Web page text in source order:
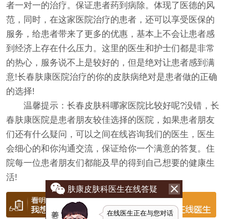
者一对一的治疗。保证患者药到病除。体现了医德的风
范，同时，在这家医院治疗的患者，还可以享受医保的
服务，给患者带来了更多的优惠，基本上不会让患者感
到经济上存在什么压力。这里的医生和护士们都是非常
的热心，服务说不上是较好的，但是绝对让患者感到满
意!长春肤康医院治疗的你的皮肤病绝对是患者做的正确
的选择!
温馨提示：长春皮肤科哪家医院比较好呢?没错，长
春肤康医院是患者朋友较佳选择的医院，如果患者朋友
们还有什么疑问，可以之间在线咨询我们的医生，医生
会细心的和你沟通交流，保证给你一个满意的答复。住
院每一位患者朋友们都能及早的得到自己想要的健康生
活!
肤康皮肤科医生在线答疑
在线医生正在与您对话